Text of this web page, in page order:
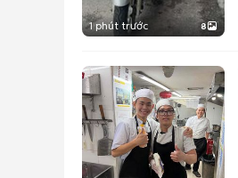
1 phút trước 8